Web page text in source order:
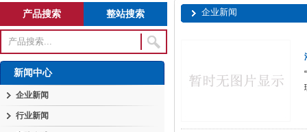
产品搜索 整站搜索
新闻中心
企业新闻
行业新闻
企业新闻